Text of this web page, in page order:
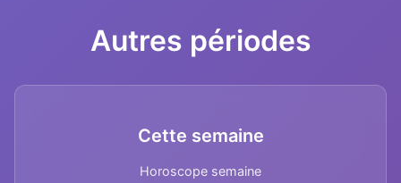
Autres périodes
Cette semaine
Horoscope semaine